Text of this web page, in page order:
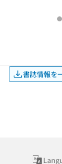
書誌情報を